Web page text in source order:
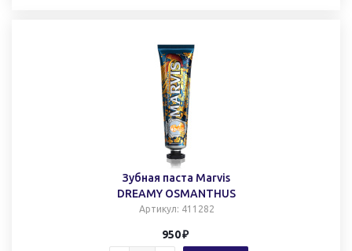
Зубная паста Marvis
DREAMY OSMANTHUS
Артикул: 411282
950